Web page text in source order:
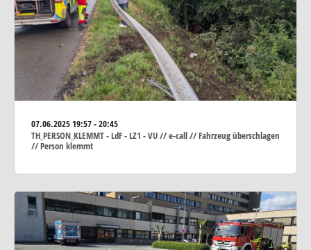
07.06.202519:57 - 20:45
TH_PERSON_KLEMMT - LdF - LZ1 - VU // e-call // Fahrzeug überschlagen
// Person klemmt